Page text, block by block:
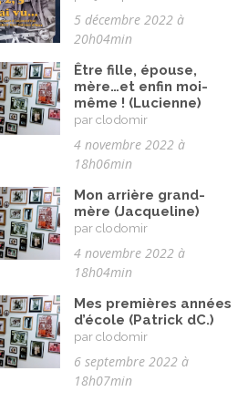
(10)
valeurs et éthique
interculturelles (13)
(4)
(8)
(évolution) (24)
(102)
(19)
quotidienne (44)
(20)
5 décembre 2022 à
20h04min
Être fille, épouse,
mère…et enfin moi-
même ! (Lucienne)
par clodomir
4 novembre 2022 à
18h06min
Mon arrière grand-
mère (Jacqueline)
par clodomir
4 novembre 2022 à
18h04min
Mes premières années
d’école (Patrick dC.)
par clodomir
6 septembre 2022 à
18h07min